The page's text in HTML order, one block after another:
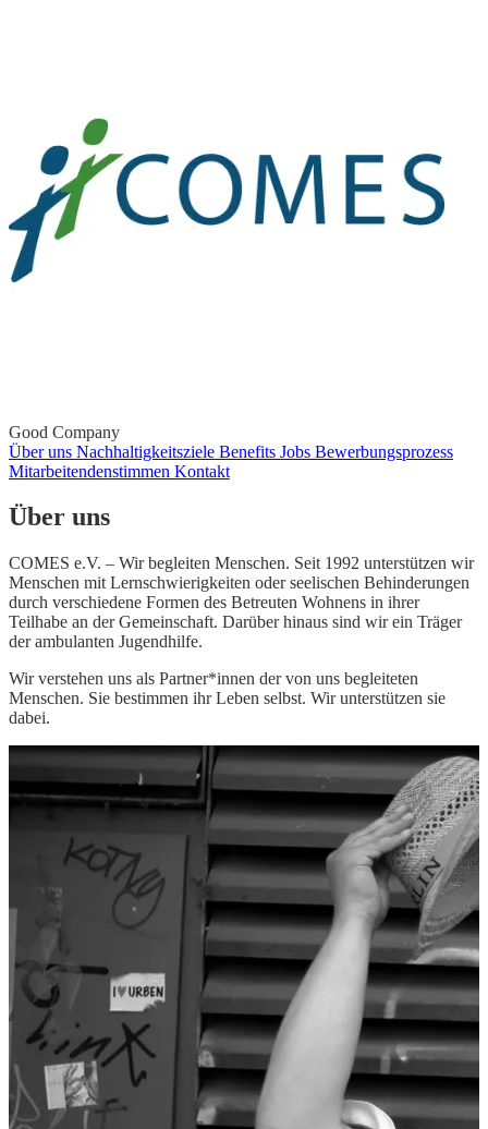
Good Company
Über uns Nachhaltigkeitsziele Benefits Jobs Bewerbungsprozess
Mitarbeitendenstimmen Kontakt
Über uns
COMES e.V. – Wir begleiten Menschen. Seit 1992 unterstützen wir
Menschen mit Lernschwierigkeiten oder seelischen Behinderungen
durch verschiedene Formen des Betreuten Wohnens in ihrer
Teilhabe an der Gemeinschaft. Darüber hinaus sind wir ein Träger
der ambulanten Jugendhilfe.
Wir verstehen uns als Partner*innen der von uns begleiteten
Menschen. Sie bestimmen ihr Leben selbst. Wir unterstützen sie
dabei.